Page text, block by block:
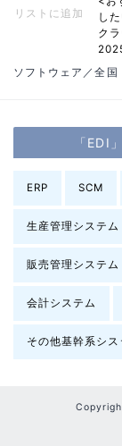
リストに追加
し
ク
ソフトウェア／全国
「EDI
ERP SCM
生産管理システム
販売管理システム
会計システム
その他基幹系シス